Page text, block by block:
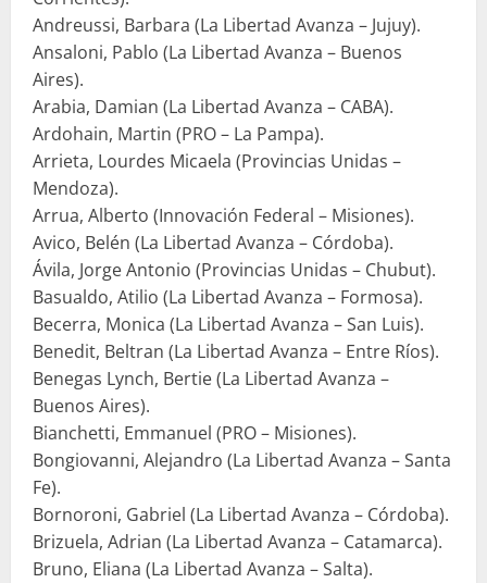
Andreussi, Barbara (La Libertad Avanza – Jujuy).
Ansaloni, Pablo (La Libertad Avanza – Buenos
Aires).
Arabia, Damian (La Libertad Avanza – CABA).
Ardohain, Martin (PRO – La Pampa).
Arrieta, Lourdes Micaela (Provincias Unidas –
Mendoza).
Arrua, Alberto (Innovación Federal – Misiones).
Avico, Belén (La Libertad Avanza – Córdoba).
Ávila, Jorge Antonio (Provincias Unidas – Chubut).
Basualdo, Atilio (La Libertad Avanza – Formosa).
Becerra, Monica (La Libertad Avanza – San Luis).
Benedit, Beltran (La Libertad Avanza – Entre Ríos).
Benegas Lynch, Bertie (La Libertad Avanza –
Buenos Aires).
Bianchetti, Emmanuel (PRO – Misiones).
Bongiovanni, Alejandro (La Libertad Avanza – Santa
Fe).
Bornoroni, Gabriel (La Libertad Avanza – Córdoba).
Brizuela, Adrian (La Libertad Avanza – Catamarca).
Bruno, Eliana (La Libertad Avanza – Salta).